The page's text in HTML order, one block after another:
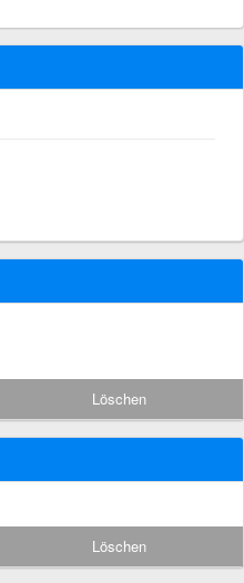
Löschen
Löschen